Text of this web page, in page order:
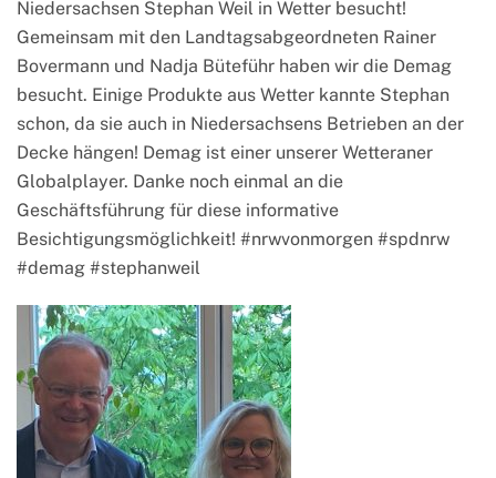
Niedersachsen Stephan Weil in Wetter besucht!
Gemeinsam mit den Landtagsabgeordneten Rainer
Bovermann und Nadja Büteführ haben wir die Demag
besucht. Einige Produkte aus Wetter kannte Stephan
schon, da sie auch in Niedersachsens Betrieben an der
Decke hängen! Demag ist einer unserer Wetteraner
Globalplayer. Danke noch einmal an die
Geschäftsführung für diese informative
Besichtigungsmöglichkeit! #nrwvonmorgen #spdnrw
#demag #stephanweil